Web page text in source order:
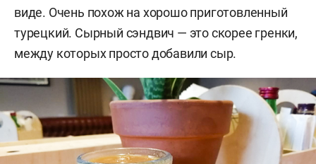
виде. Очень похож на хорошо приготовленный
турецкий. Сырный сэндвич — это скорее гренки,
между которых просто добавили сыр.